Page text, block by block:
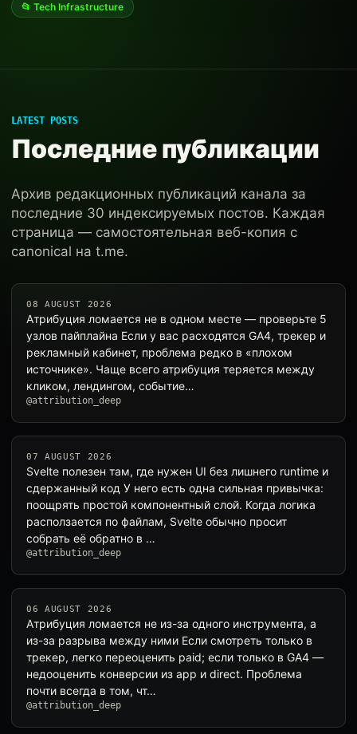
📂 Tech Infrastructure
LATEST POSTS
Последние публикации
Архив редакционных публикаций канала за
последние 30 индексируемых постов. Каждая
страница — самостоятельная веб-копия с
canonical на t.me.
08 AUGUST 2026
Атрибуция ломается не в одном месте — проверьте 5
узлов пайплайна Если у вас расходятся GA4, трекер и
рекламный кабинет, проблема редко в «плохом
источнике». Чаще всего атрибуция теряется между
кликом, лендингом, событие…
@attribution_deep
07 AUGUST 2026
Svelte полезен там, где нужен UI без лишнего runtime и
сдержанный код У него есть одна сильная привычка:
поощрять простой компонентный слой. Когда логика
расползается по файлам, Svelte обычно просит
собрать её обратно в …
@attribution_deep
06 AUGUST 2026
Атрибуция ломается не из-за одного инструмента, а
из-за разрыва между ними Если смотреть только в
трекер, легко переоценить paid; если только в GA4 —
недооценить конверсии из app и direct. Проблема
почти всегда в том, чт…
@attribution_deep